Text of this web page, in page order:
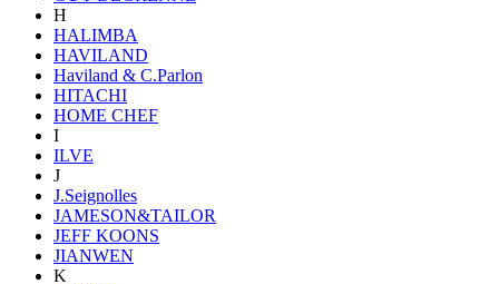
H
HALIMBA
HAVILAND
Haviland & C.Parlon
HITACHI
HOME CHEF
I
ILVE
J
J.Seignolles
JAMESON&TAILOR
JEFF KOONS
JIANWEN
K